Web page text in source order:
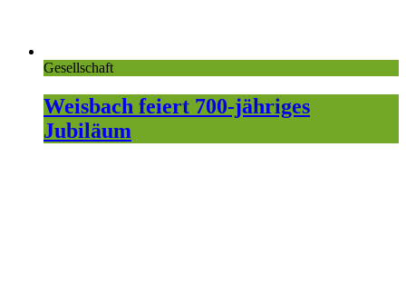
Gesellschaft
Weisbach feiert 700-jähriges
Jubiläum